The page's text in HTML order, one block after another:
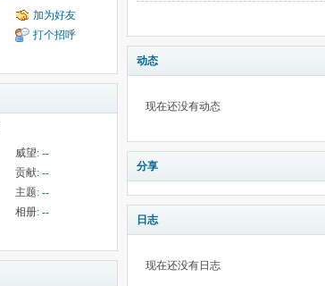
加为好友
打个招呼
威望: --
贡献: --
主题: --
相册: --
动态
现在还没有动态
分享
日志
现在还没有日志